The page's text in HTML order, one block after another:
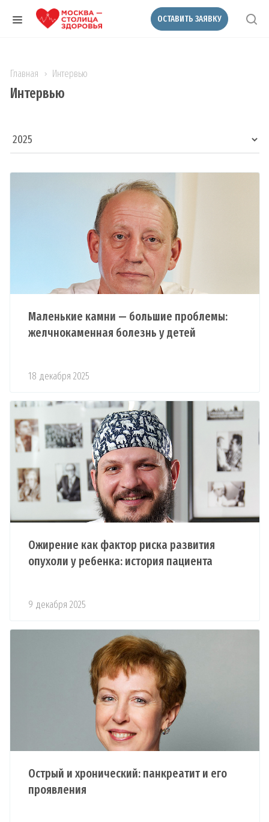
ОСТАВИТЬ ЗАЯВКУ
Главная Интервью
Интервью
Маленькие камни — большие проблемы:
желчнокаменная болезнь у детей
18 декабря 2025
Ожирение как фактор риска развития
опухоли у ребенка: история пациента
9 декабря 2025
Острый и хронический: панкреатит и его
проявления